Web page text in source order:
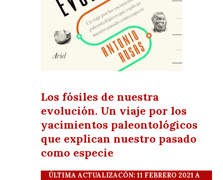
Los fósiles de nuestra
evolución. Un viaje por los
yacimientos paleontológicos
que explican nuestro pasado
como especie
ÚLTIMA ACTUALIZACÓN: 11 FEBRERO 2021 A